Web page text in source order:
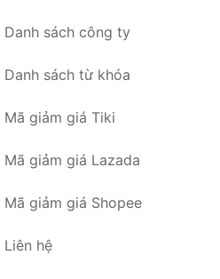
Danh sách công ty
Danh sách từ khóa
Mã giảm giá Tiki
Mã giảm giá Lazada
Mã giảm giá Shopee
Liên hệ